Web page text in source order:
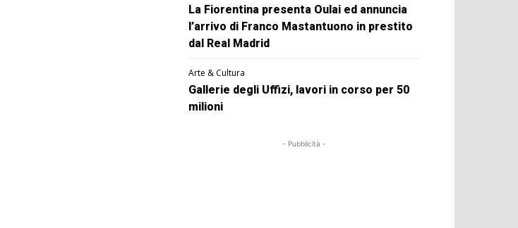
La Fiorentina presenta Oulai ed annuncia
l’arrivo di Franco Mastantuono in prestito
dal Real Madrid
Arte & Cultura
Gallerie degli Uffizi, lavori in corso per 50
milioni
- Pubblicità -